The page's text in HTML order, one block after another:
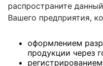
распространите
Вашего предприятия,
оформлением
продукции через